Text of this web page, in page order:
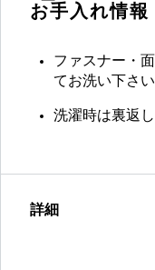
お手入れ情報
ファスナー・
てお洗い下さい
洗濯時は裏返
詳細